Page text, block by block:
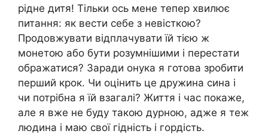
рідне дитя! Тільки ось мене тепер хвилює
питання: як вести себе з невісткою?
Продовжувати відплачувати їй тією ж
монетою або бути розумнішими і перестати
ображатися? Заради онука я готова зробити
перший крок. Чи оцінить це дружина сина і
чи потрібна я їй взагалі? Життя і час покаже,
але я вже не буду такою дурною, адже я теж
людина і маю свої гідність і гордість.